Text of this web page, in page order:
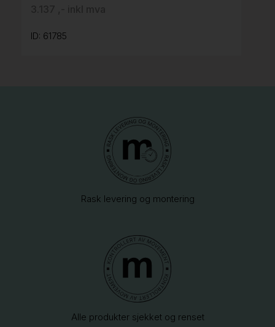
ID: 61785
Rask levering og montering
Alle produkter sjekket og renset